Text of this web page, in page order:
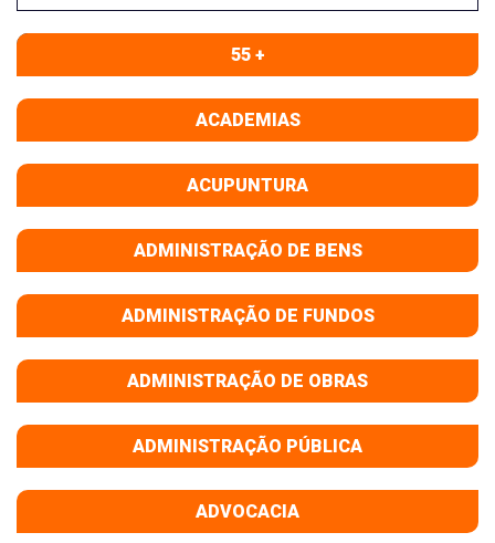
55 +
ACADEMIAS
ACUPUNTURA
ADMINISTRAÇÃO DE BENS
ADMINISTRAÇÃO DE FUNDOS
ADMINISTRAÇÃO DE OBRAS
ADMINISTRAÇÃO PÚBLICA
ADVOCACIA